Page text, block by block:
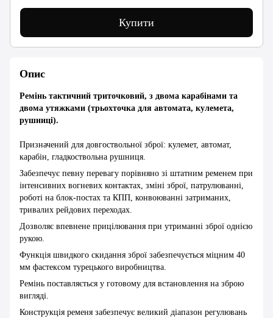
Купити
Опис
Ремінь тактичний триточковий, з двома карабінами та
двома утяжками (трьохточка для автомата, кулемета,
рушниці).
Призначений для довгоствольної зброї: кулемет, автомат,
карабін, гладкоствольна рушниця.
Забезпечує певну перевагу порівняно зі штатним ременем при
інтенсивних вогневих контактах, зміні зброї, патрулюванні,
роботі на блок-постах та КПП, конвоюванні затриманих,
тривалих рейдових переходах.
Дозволяє впевнене прицілювання при утриманні зброї однією
рукою.
Функція швидкого скидання зброї забезпечується міцним 40
мм фастексом турецького виробництва.
Ремінь поставляється у готовому для встановлення на зброю
вигляді.
Конструкція ременя забезпечує великий діапазон регулювань